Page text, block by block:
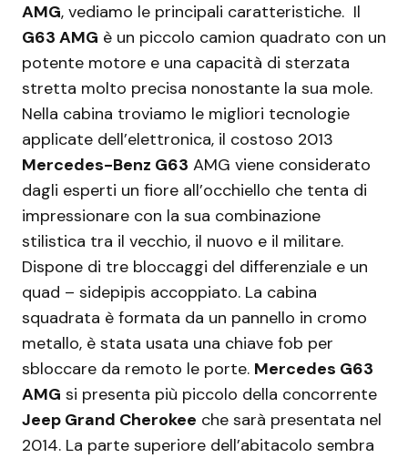
AMG, vediamo le principali caratteristiche. Il
G63 AMG è un piccolo camion quadrato con un
potente motore e una capacità di sterzata
stretta molto precisa nonostante la sua mole.
Nella cabina troviamo le migliori tecnologie
applicate dell’elettronica, il costoso 2013
Mercedes-Benz G63 AMG viene considerato
dagli esperti un fiore all’occhiello che tenta di
impressionare con la sua combinazione
stilistica tra il vecchio, il nuovo e il militare.
Dispone di tre bloccaggi del differenziale e un
quad – sidepipis accoppiato. La cabina
squadrata è formata da un pannello in cromo
metallo, è stata usata una chiave fob per
sbloccare da remoto le porte. Mercedes G63
AMG si presenta più piccolo della concorrente
Jeep Grand Cherokee che sarà presentata nel
2014. La parte superiore dell’abitacolo sembra